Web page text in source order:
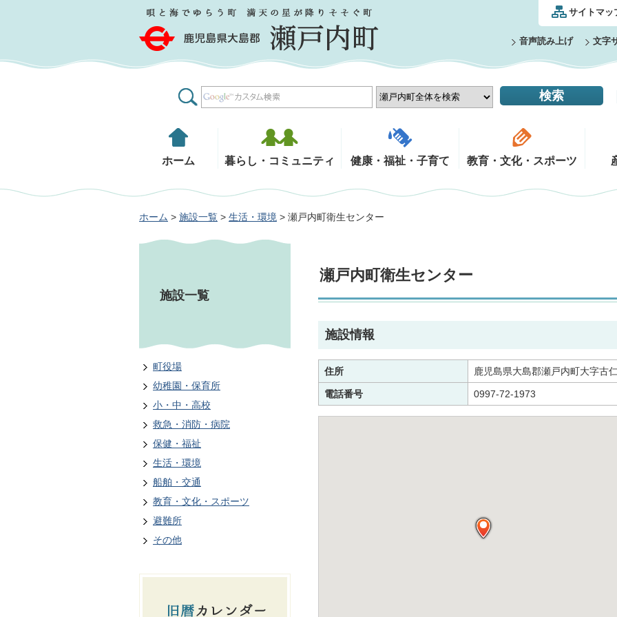
鹿児島県大島郡 瀬戸内町 サイトマッ
音声読み上げ 文字
ホーム 暮らし・コミュニティ 健康・福祉・子育て 教育・文化・スポーツ
ホーム > 施設一覧 > 生活・環境 > 瀬戸内町衛生センター
施設一覧
町役場
幼稚園・保育所
小・中・高校
救急・消防・病院
保健・福祉
生活・環境
船舶・交通
教育・文化・スポーツ
避難所
その他
瀬戸内町衛生センター
施設情報
住所 鹿児島県大島郡瀬戸内町大字古
電話番号 0997-72-1973